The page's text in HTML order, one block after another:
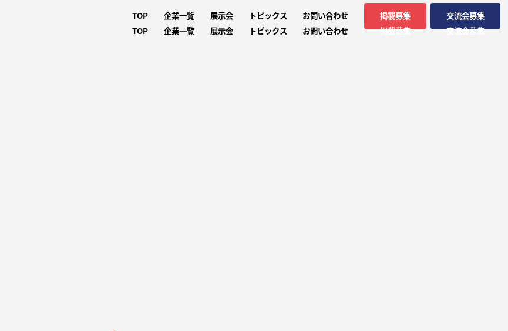
TOP
TOP
企業一覧
企業一覧
展示会
展示会
トピックス
トピックス
お問い合わせ
お問い合わせ
掲載募集
掲載募集
交流会募集
交流会募集